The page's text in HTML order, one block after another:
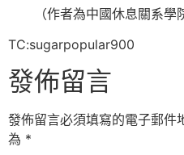
（作者為中國休息關系學
TC:sugarpopular900
發佈留言
發佈留言必須填寫的電子郵件
為 *